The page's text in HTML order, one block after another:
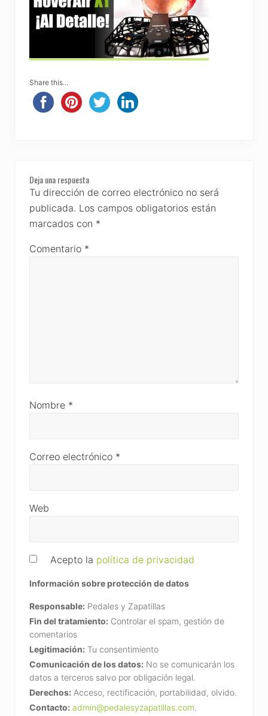
Share this...
Reader
Interactions
Deja una respuesta
Tu dirección de correo electrónico no será
publicada. Los campos obligatorios están
marcados con *
Comentario *
Nombre *
Correo electrónico *
Web
Acepto la política de privacidad
Información sobre protección de datos
Responsable: Pedales y Zapatillas
Fin del tratamiento: Controlar el spam, gestión de
comentarios
Legitimación: Tu consentimiento
Comunicación de los datos: No se comunicarán los
datos a terceros salvo por obligación legal.
Derechos: Acceso, rectificación, portabilidad, olvido.
Contacto: admin@pedalesyzapatillas.com.